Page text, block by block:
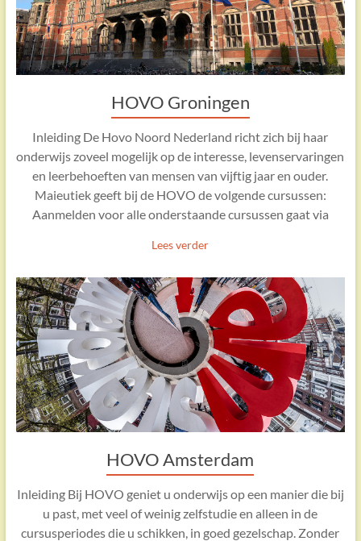
HOVO Groningen
Inleiding De Hovo Noord Nederland richt zich bij haar
onderwijs zoveel mogelijk op de interesse, levenservaringen
en leerbehoeften van mensen van vijftig jaar en ouder.
Maieutiek geeft bij de HOVO de volgende cursussen:
Aanmelden voor alle onderstaande cursussen gaat via
Lees verder
HOVO Amsterdam
Inleiding Bij HOVO geniet u onderwijs op een manier die bij
u past, met veel of weinig zelfstudie en alleen in de
cursusperiodes die u schikken, in goed gezelschap. Zonder